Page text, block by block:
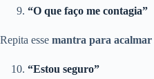
“O que faço me contagia”
Repita esse mantra para acalmar
“Estou seguro”